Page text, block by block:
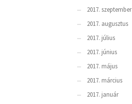
2017. szeptember
2017. augusztus
2017. július
2017. június
2017. május
2017. március
2017. január